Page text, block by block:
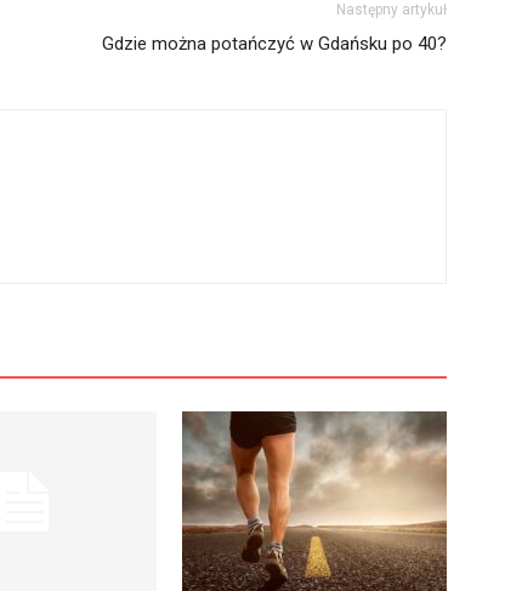
Następny artykuł
Gdzie można potańczyć w Gdańsku po 40?